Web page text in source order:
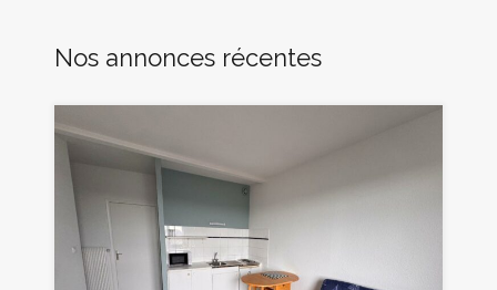
Nos annonces récentes